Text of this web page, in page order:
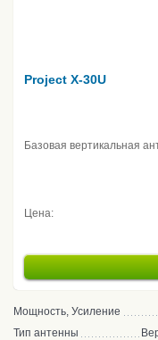
Project X-30U
Базовая вертикальная
Цена:
Мощность, Усиление
Тип антенны